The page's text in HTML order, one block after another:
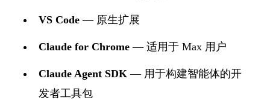
VS Code — 原生扩展
Claude for Chrome — 适用于 Max 用户
Claude Agent SDK — 用于构建智能体的开
发者工具包